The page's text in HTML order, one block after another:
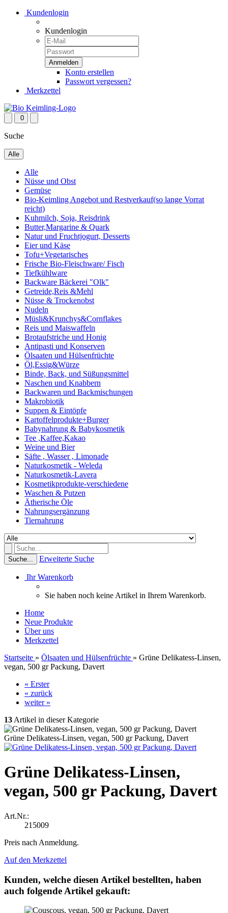
Kundenlogin
Kundenlogin
Konto erstellen
Passwort vergessen?
Merkzettel
0
Suche
Alle
Alle
Nüsse und Obst
Gemüse
Bio-Keimling Angebot und Restverkauf(so lange Vorrat
reicht)
Kuhmilch, Soja, Reisdrink
Butter,Margarine & Quark
Natur und Fruchtjogurt, Desserts
Eier und Käse
Tofu+Vegetarisches
Frische Bio-Fleischware/ Fisch
Tiefkühlware
Backware Bäckerei "Olk"
Getreide,Reis &Mehl
Nüsse & Trockenobst
Nudeln
Müsli&Krunchys&Cornflakes
Reis und Maiswaffeln
Brotaufstriche und Honig
Antipasti und Konserven
Ölsaaten und Hülsenfrüchte
Öl,Essig&Würze
Binde, Back, und Süßungsmittel
Naschen und Knabbern
Backwaren und Backmischungen
Makrobiotik
Suppen & Eintöpfe
Kartoffelprodukte+Burger
Babynahrung & Babykosmetik
Tee ,Kaffee,Kakao
Weine und Bier
Säfte , Wasser , Limonade
Naturkosmetik - Weleda
Naturkosmetik-Lavera
Kosmetikprodukte-verschiedene
Waschen & Putzen
Ätherische Öle
Nahrungsergänzung
Tiernahrung
Suche... Erweiterte Suche
Ihr Warenkorb
Sie haben noch keine Artikel in Ihrem Warenkorb.
Home
Neue Produkte
Über uns
Merkzettel
Startseite » Ölsaaten und Hülsenfrüchte » Grüne Delikatess-Linsen,
vegan, 500 gr Packung, Davert
« Erster
« zurück
weiter »
13 Artikel in dieser Kategorie
Grüne Delikatess-Linsen, vegan, 500 gr Packung, Davert
Grüne Delikatess-Linsen,
vegan, 500 gr Packung, Davert
Art.Nr.:
215009
Preis nach Anmeldung.
Auf den Merkzettel
Kunden, welche diesen Artikel bestellten, haben
auch folgende Artikel gekauft: